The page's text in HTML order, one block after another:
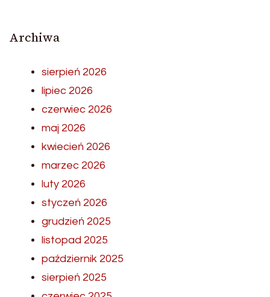
Archiwa
sierpień 2026
lipiec 2026
czerwiec 2026
maj 2026
kwiecień 2026
marzec 2026
luty 2026
styczeń 2026
grudzień 2025
listopad 2025
październik 2025
sierpień 2025